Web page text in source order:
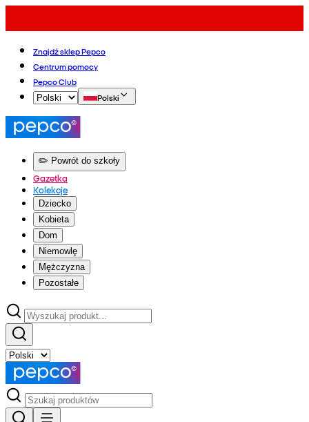
Znajdź sklep Pepco
Centrum pomocy
Pepco Club
Polski
✏️ Powrót do szkoły
Gazetka
Kolekcje
Dziecko
Kobieta
Dom
Niemowlę
Mężczyzna
Pozostałe